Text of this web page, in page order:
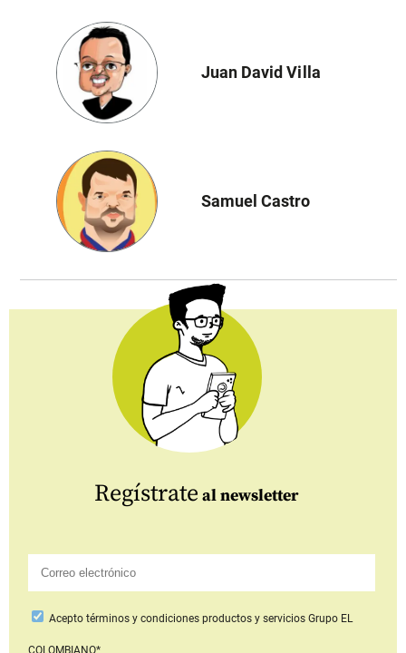
Juan David Villa
Samuel Castro
Regístrate al newsletter
Aceptotérminos y condiciones productos y serviciosGrupo EL